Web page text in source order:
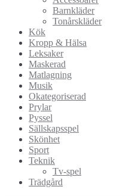
Barnkläder
Tonårskläder
Kök
Kropp & Hälsa
Leksaker
Maskerad
Matlagning
Musik
Okategoriserad
Prylar
Pyssel
Sällskapsspel
Skönhet
Sport
Teknik
Tv-spel
Trädgård